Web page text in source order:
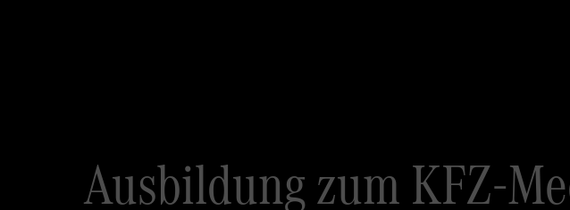
Ausbildung zum KFZ-